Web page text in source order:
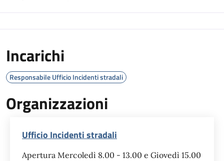
Incarichi
Responsabile Ufficio Incidenti stradali
Organizzazioni
Ufficio Incidenti stradali
Apertura Mercoledì 8.00 - 13.00 e Giovedì 15.00